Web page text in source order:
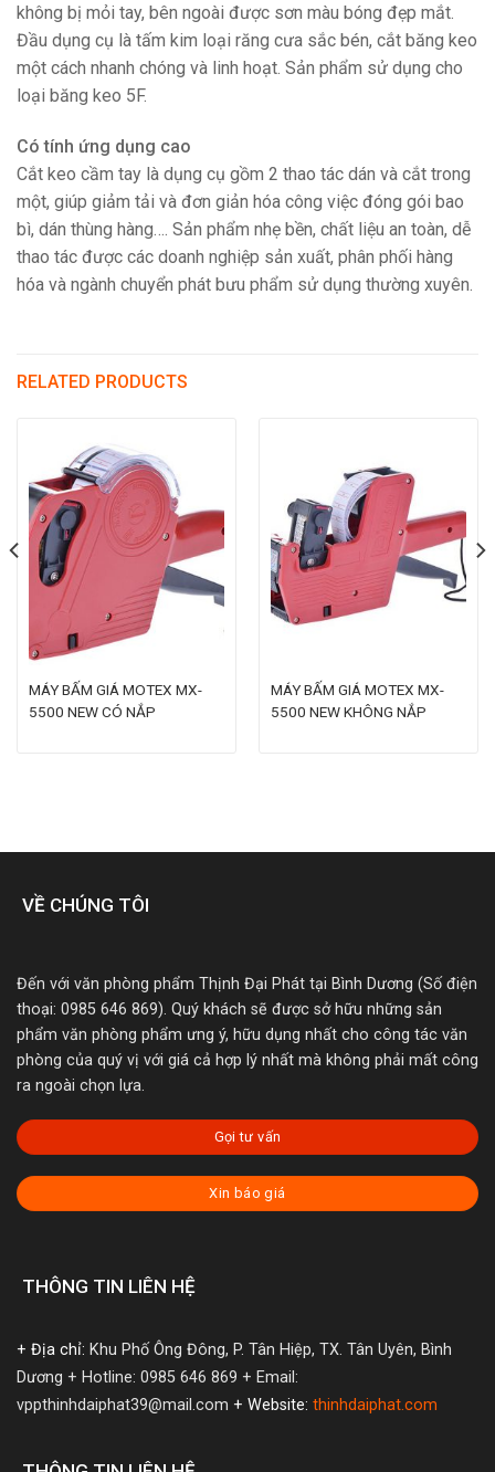
không bị mỏi tay, bên ngoài được sơn màu bóng đẹp mắt.
Đầu dụng cụ là tấm kim loại răng cưa sắc bén, cắt băng keo
một cách nhanh chóng và linh hoạt. Sản phẩm sử dụng cho
loại băng keo 5F.
Có tính ứng dụng cao
Cắt keo cầm tay là dụng cụ gồm 2 thao tác dán và cắt trong
một, giúp giảm tải và đơn giản hóa công việc đóng gói bao
bì, dán thùng hàng…. Sản phẩm nhẹ bền, chất liệu an toàn, dễ
thao tác được các doanh nghiệp sản xuất, phân phối hàng
hóa và ngành chuyển phát bưu phẩm sử dụng thường xuyên.
RELATED PRODUCTS
MÁY BẤM GIÁ MOTEX MX-
5500 NEW CÓ NẮP
MÁY BẤM GIÁ MOTEX MX-
5500 NEW KHÔNG NẮP
VỀ CHÚNG TÔI
Đến với văn phòng phẩm Thịnh Đại Phát tại Bình Dương (Số điện
thoại: 0985 646 869). Quý khách sẽ được sở hữu những sản
phẩm văn phòng phẩm ưng ý, hữu dụng nhất cho công tác văn
phòng của quý vị với giá cả hợp lý nhất mà không phải mất công
ra ngoài chọn lựa.
Gọi tư vấn
Xin báo giá
THÔNG TIN LIÊN HỆ
+ Địa chỉ: Khu Phố Ông Đông, P. Tân Hiệp, TX. Tân Uyên, Bình
Dương + Hotline: 0985 646 869 + Email:
vppthinhdaiphat39@mail.com + Website: thinhdaiphat.com